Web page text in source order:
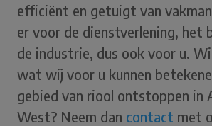
efficiënt en getuigt van
er voor de dienstverlening, het
de industrie, dus ook voor u.
wat wij voor u kunnen
gebied van riool ontstoppen in
West? Neem dan contact met